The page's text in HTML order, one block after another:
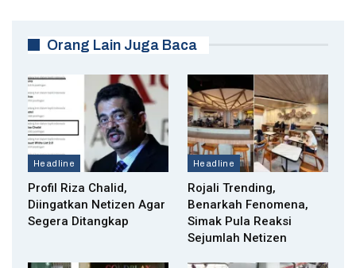
Orang Lain Juga Baca
Headline
Profil Riza Chalid,
Diingatkan Netizen Agar
Segera Ditangkap
Headline
Rojali Trending,
Benarkah Fenomena,
Simak Pula Reaksi
Sejumlah Netizen